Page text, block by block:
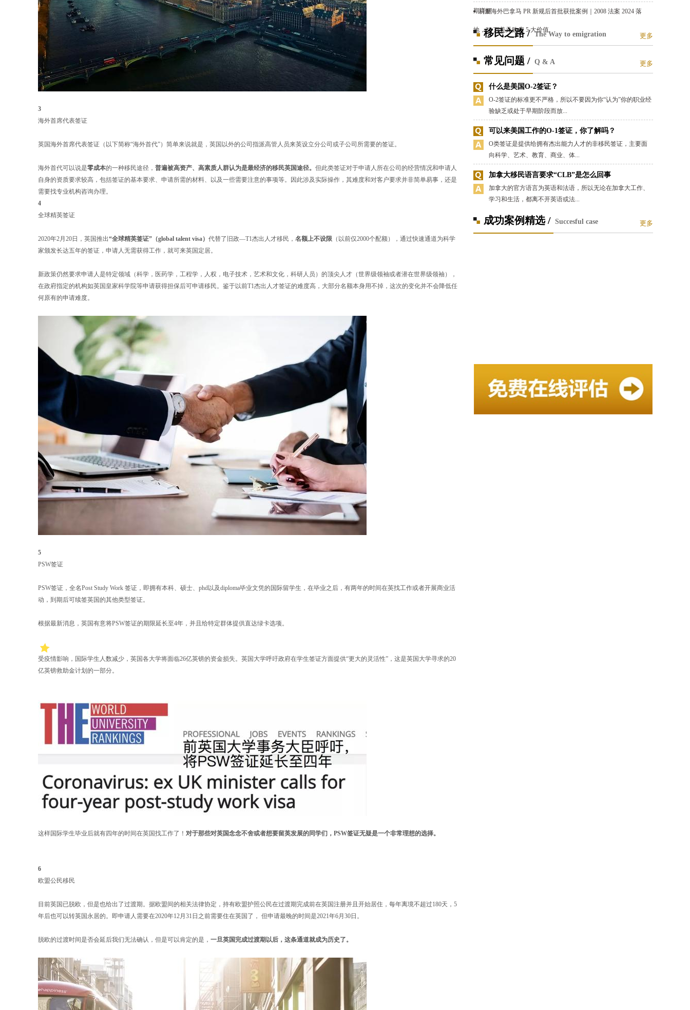
3
海外首席代表签证
英国海外首席代表签证（以下简称“海外首代”）简单来说就是，英国以外的公司指派高管人员来英设立分公司或子公司所需要的签证。
海外首代可以说是零成本的一种移民途径， 普遍被高资产、高素质人群认为是最经济的移民英国途径。 但此类签证对于申请人所在公司的经营情况和申请人
自身的资质要求较高，包括签证的基本要求、申请所需的材料、以及一些需要注意的事项等。因此涉及实际操作，其难度和对客户要求并非简单易事，还是
需要找专业机构咨询办理。
4
全球精英签证
2020年2月20日，英国推出“全球精英签证”（global talent visa） 代替了旧政—T1杰出人才移民， 名额上不设限 （以前仅2000个配额），通过快速通道为科学
家颁发长达五年的签证，申请人无需获得工作，就可来英国定居。
新政策仍然要求申请人是特定领域（科学，医药学，工程学，人权，电子技术，艺术和文化，科研人员）的顶尖人才（世界级领袖或者潜在世界级领袖），
在政府指定的机构如英国皇家科学院等申请获得担保后可申请移民。鉴于以前T1杰出人才签证的难度高，大部分名额本身用不掉，这次的变化并不会降低任
何原有的申请难度。
5
PSW签证
PSW签证，全名Post Study Work 签证，即拥有本科、硕士、phd以及diploma毕业文凭的国际留学生，在毕业之后，有两年的时间在英找工作或者开展商业活
动，到期后可续签英国的其他类型签证。
根据最新消息，英国有意将PSW签证的期限延长至4年，并且给特定群体提供直达绿卡选项。
受疫情影响，国际学生人数减少，英国各大学将面临26亿英镑的资金损失。英国大学呼吁政府在学生签证方面提供“更大的灵活性”，这是英国大学寻求的20
亿英镑救助金计划的一部分。
这样国际学生毕业后就有四年的时间在英国找工作了！ 对于那些对英国念念不舍或者想要留英发展的同学们，PSW签证无疑是一个非常理想的选择。
6
欧盟公民移民
目前英国已脱欧，但是也给出了过渡期。据欧盟间的相关法律协定，持有欧盟护照公民在过渡期完成前在英国注册并且开始居住，每年离境不超过180天，5
年后也可以转英国永居的。即申请人需要在2020年12月31日之前需要住在英国了， 但申请最晚的时间是2021年6月30日。
脱欧的过渡时间是否会延后我们无法确认，但是可以肯定的是， 一旦英国完成过渡期以后，这条通道就成为历史了。
期详解
易渡海外巴拿马 PR 新规后首批获批案例｜2008 法案 2024 落
地，30 万美元购房 5 大价值
更多
移民之路 / The Way to emigration
更多
常见问题 / Q & A
什么是美国O-2签证？
O-2签证的标准更不严格，所以不要因为你“认为”你的职业经
验缺乏或处于早期阶段而放...
可以来美国工作的O-1签证，你了解吗？
O类签证是提供给拥有杰出能力人才的非移民签证，主要面
向科学、艺术、教育、商业、体...
加拿大移民语言要求“CLB”是怎么回事
加拿大的官方语言为英语和法语，所以无论在加拿大工作、
学习和生活，都离不开英语或法...
更多
成功案例精选 / Succesful case